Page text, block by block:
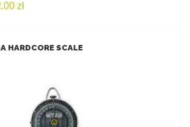
zł
HARDCORE SCALE
ZOBACZ PRODUKT